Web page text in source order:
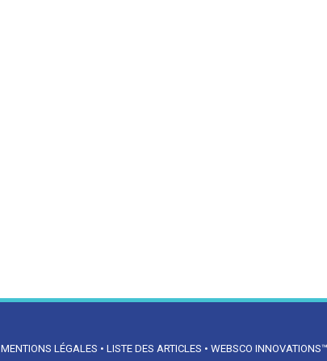
MENTIONS LÉGALES • LISTE DES ARTICLES • WEBSCO INNOVATIONS™